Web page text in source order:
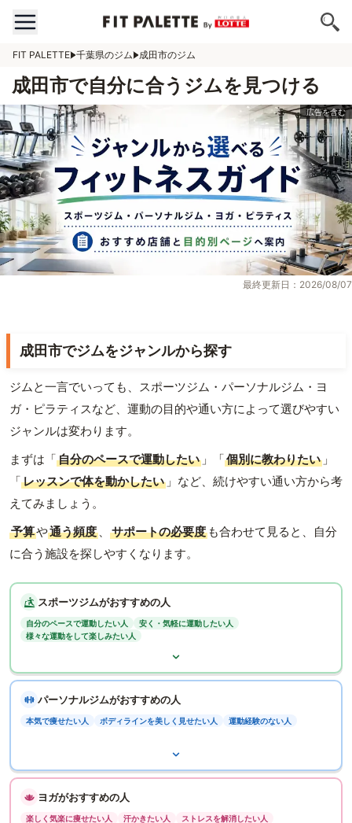
FIT PALETTE 千葉県のジム 成田市のジム
成田市で自分に合うジムを見つける
最終更新日：2026/08/07
成田市でジムをジャンルから探す
ジムと一言でいっても、スポーツジム・パーソナルジム・ヨ
ガ・ピラティスなど、運動の目的や通い方によって選びやすい
ジャンルは変わります。
まずは「自分のペースで運動したい 」「個別に教わりたい 」
「レッスンで体を動かしたい 」など、続けやすい通い方から考
えてみましょう。
予算や通う頻度 、 サポートの必要度 も合わせて見ると、自分
に合う施設を探しやすくなります。
スポーツジムがおすすめの人
自分のペースで運動したい人
安く・気軽に運動したい人
様々な運動をして楽しみたい人
パーソナルジムがおすすめの人
本気で痩せたい人 ボディラインを美しく見せたい人 運動経験のない人
ヨガがおすすめの人
楽しく気楽に痩せたい人 汗かきたい人 ストレスを解消したい人